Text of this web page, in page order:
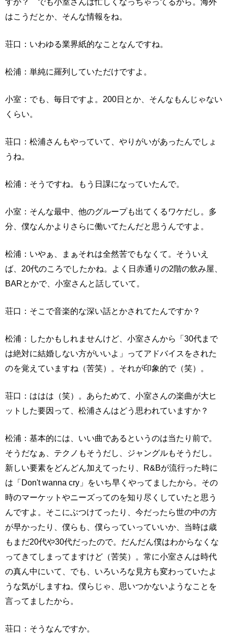
はこうだとか、そんな情報をね。
荘口：いわゆる業界紙的なことなんですね。
松浦：単純に羅列していただけですよ。
小室：でも、毎日ですよ。200日とか、そんなもんじゃない
くらい。
荘口：松浦さんもやっていて、やりがいがあったんでしょ
うね。
松浦：そうですね。もう日課になっていたんで。
小室：そんな最中、他のグループも出てくるワケだし。多
分、僕なんかよりさらに働いてたんだと思うんですよ。
松浦：いやぁ、まぁそれは全然苦でもなくて。そういえ
ば、20代のころでしたかね。よく日赤通りの2階の飲み屋、
BARとかで、小室さんと話していて。
荘口：そこで音楽的な深い話とかされてたんですか？
松浦：したかもしれませんけど、小室さんから「30代まで
は絶対に結婚しない方がいいよ」ってアドバイスをされた
のを覚えていますね（苦笑）。それが印象的で（笑）。
荘口：ははは（笑）。あらためて、小室さんの楽曲が大ヒ
ットした要因って、松浦さんはどう思われていますか？
松浦：基本的には、いい曲であるというのは当たり前で。
そうだなぁ、テクノもそうだし、ジャングルもそうだし。
新しい要素をどんどん加えてったり、R&Bが流行った時に
は「Don't wanna cry」をいち早くやってましたから。その
時のマーケットやニーズってのを知り尽くしていたと思う
んですよ。そこにぶつけてったり、今だったら世の中の方
が早かったり、僕らも、僕らっていっていいか、当時は歳
もまだ20代や30代だったので。だんだん僕はわからなくな
ってきてしまってますけど（苦笑）。常に小室さんは時代
の真ん中にいて、でも、いろいろな見方も変わっていたよ
うな気がしますね。僕らじゃ、思いつかないようなことを
言ってましたから。
荘口：そうなんですか。